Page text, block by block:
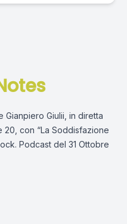
Gianpiero Giulii, in diretta
20, con “La Soddisfazione
Podcast del 31 Ottobre